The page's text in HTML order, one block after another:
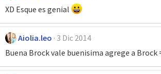
XD Esque es genial
Aiolia.leo 3 Dic 2014
Buena Brock vale buenisima agrege a Brock